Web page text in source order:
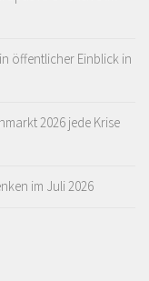
öffentlicher Einblick in
2026 jede Krise
im Juli 2026